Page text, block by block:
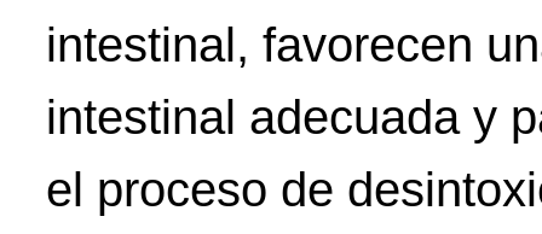
intestinal, favorecen
intestinal adecuada y
el proceso de